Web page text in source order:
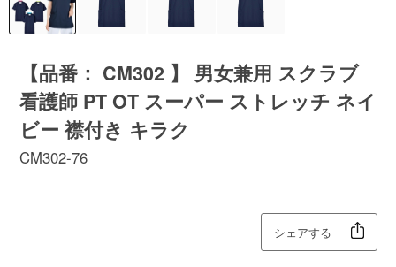
【品番： CM302 】 男女兼用 スクラブ
看護師 PT OT スーパー ストレッチ ネイ
ビー 襟付き キラク
CM302-76
シェアする